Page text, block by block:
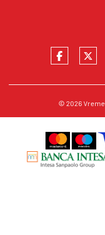
© 2026 Vreme